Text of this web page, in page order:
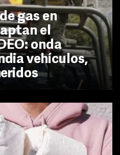
gas en
el
onda
vehículos,